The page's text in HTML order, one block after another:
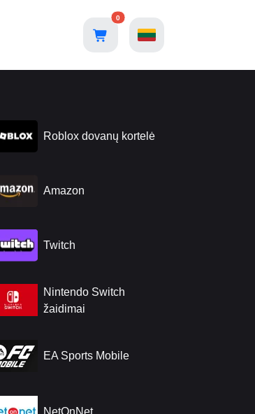
0
Roblox dovanų kortelė
Amazon
Twitch
Nintendo Switch
žaidimai
EA Sports Mobile
NetOnNet